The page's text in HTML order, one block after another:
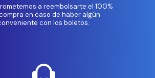
a reembolsarte el 100%
en caso de haber algún
con los boletos.